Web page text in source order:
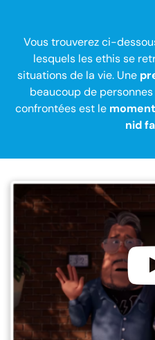
Vous trouverez ci-
lesquels les ethis se
situations de la vie. Une
beaucoup de
confrontées est le
nid